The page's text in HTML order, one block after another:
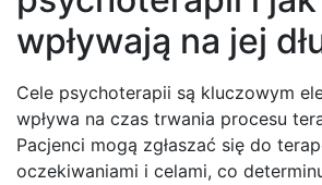
wpływają na jej
Cele psychoterapii są kluczowym
wpływa na czas trwania procesu
Pacjenci mogą zgłaszać się do
oczekiwaniami i celami, co